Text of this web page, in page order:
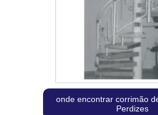
onde encontrar corrimão
Perdizes